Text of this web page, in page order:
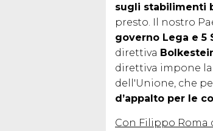
sugli stabilimenti
presto. Il nostro
governo Lega e 5
direttiva
direttiva impone
dell'Unione, che
d’appalto per le
Con Filippo Roma